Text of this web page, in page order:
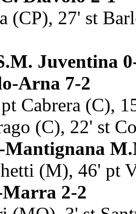
(CP), 27' st
Juventina
Arna 7-2
Cabrera (C),
(C), 22' st
Mantignana
(M), 46' pt
2-2